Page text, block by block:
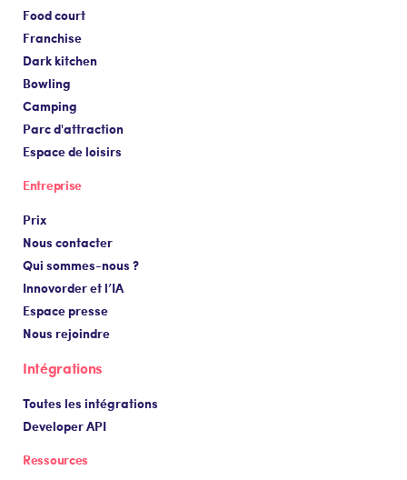
Food court
Franchise
Dark kitchen
Bowling
Camping
Parc d'attraction
Espace de loisirs
Entreprise
Prix
Nous contacter
Qui sommes-nous ?
Innovorder et l’IA
Espace presse
Nous rejoindre
Intégrations
Toutes les intégrations
Developer API
Ressources